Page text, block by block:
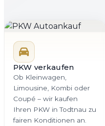
PKW verkaufen
Ob Kleinwagen,
Limousine, Kombi oder
Coupé – wir kaufen
Ihren PKW in Todtnau zu
fairen Konditionen an.